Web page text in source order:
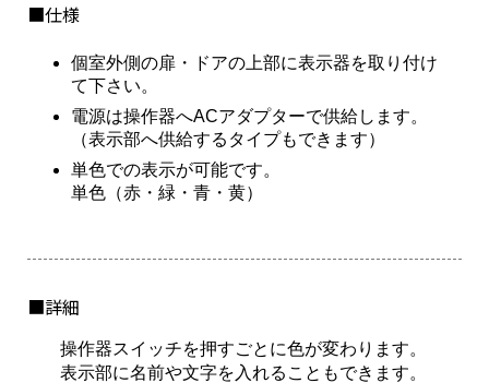
■仕様
個室外側の扉・ドアの上部に表示器を取り付け
て下さい。
電源は操作器へACアダプターで供給します。
（表示部へ供給するタイプもできます）
単色での表示が可能です。
単色（赤・緑・青・黄）
■詳細
操作器スイッチを押すごとに色が変わります。
表示部に名前や文字を入れることもできます。